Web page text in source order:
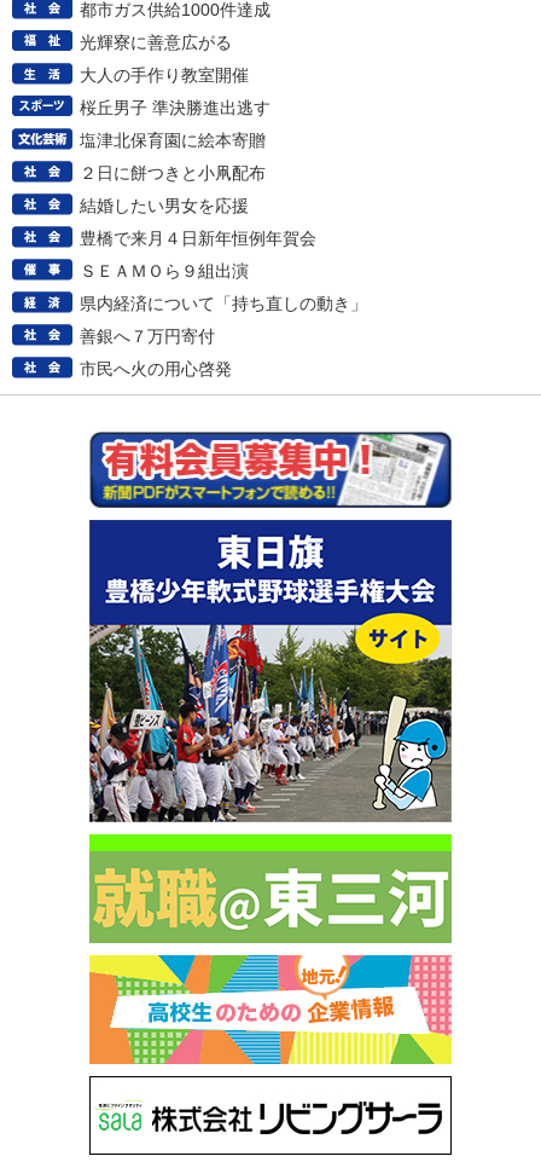
都市ガス供給1000件達成
光輝寮に善意広がる
大人の手作り教室開催
桜丘男子 準決勝進出逃す
塩津北保育園に絵本寄贈
２日に餅つきと小凧配布
結婚したい男女を応援
豊橋で来月４日新年恒例年賀会
ＳＥＡＭＯら９組出演
県内経済について「持ち直しの動き」
善銀へ７万円寄付
市民へ火の用心啓発